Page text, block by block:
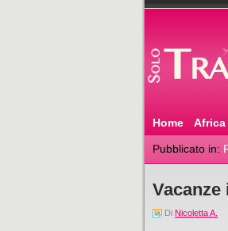
Home Africa
Pubblicato in:
Di Nicoletta A.